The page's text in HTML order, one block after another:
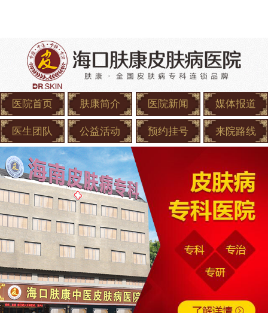
医院首页 肤康简介 医院新闻 媒体报道
医生团队 公益活动 预约挂号 来院路线